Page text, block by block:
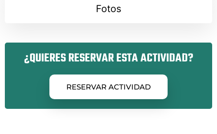
Fotos
¿QUIERES RESERVAR ESTA ACTIVIDAD?
RESERVAR ACTIVIDAD